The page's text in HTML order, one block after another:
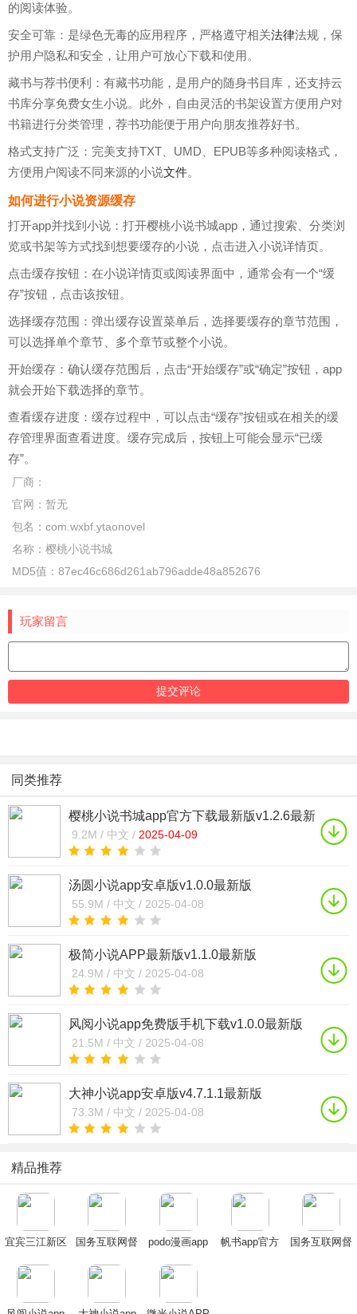
的阅读体验。
安全可靠：是绿色无毒的应用程序，严格遵守相关法律法规，保
护用户隐私和安全，让用户可放心下载和使用。
藏书与荐书便利：有藏书功能，是用户的随身书目库，还支持云
书库分享免费女生小说。此外，自由灵活的书架设置方便用户对
书籍进行分类管理，荐书功能便于用户向朋友推荐好书。
格式支持广泛：完美支持TXT、UMD、EPUB等多种阅读格式，
方便用户阅读不同来源的小说文件。
如何进行小说资源缓存
打开app并找到小说：打开樱桃小说书城app，通过搜索、分类浏
览或书架等方式找到想要缓存的小说，点击进入小说详情页。
点击缓存按钮：在小说详情页或阅读界面中，通常会有一个“缓
存”按钮，点击该按钮。
选择缓存范围：弹出缓存设置菜单后，选择要缓存的章节范围，
可以选择单个章节、多个章节或整个小说。
开始缓存：确认缓存范围后，点击“开始缓存”或“确定”按钮，app
就会开始下载选择的章节。
查看缓存进度：缓存过程中，可以点击“缓存”按钮或在相关的缓
存管理界面查看进度。缓存完成后，按钮上可能会显示“已缓
存”。
厂商：
官网： 暂无
包名： com.wxbf.ytaonovel
名称： 樱桃小说书城
MD5值： 87ec46c686d261ab796adde48a852676
玩家留言
同类推荐
樱桃小说书城app官方下载最新版v1.2.6最新
版
9.2M / 中文 / 2025-04-09
汤圆小说app安卓版v1.0.0最新版
55.9M / 中文 / 2025-04-08
极简小说APP最新版v1.1.0最新版
24.9M / 中文 / 2025-04-08
风阅小说app免费版手机下载v1.0.0最新版
21.5M / 中文 / 2025-04-08
大神小说app安卓版v4.7.1.1最新版
73.3M / 中文 / 2025-04-08
精品推荐
宜宾三江新区
版下载
国务互联网督
2025最新版
podo漫画app
2024安卓最新
帆书app官方
国务互联网督